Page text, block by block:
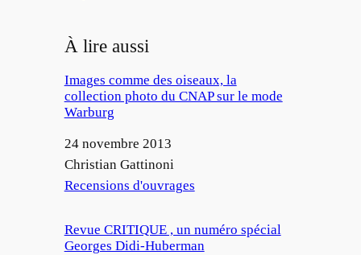
À lire aussi
Images comme des oiseaux, la
collection photo du CNAP sur le mode
Warburg
Date
24 novembre 2013
Auteur
Christian Gattinoni
Par rapport à
Recensions d'ouvrages
Revue CRITIQUE , un numéro spécial
Georges Didi-Huberman